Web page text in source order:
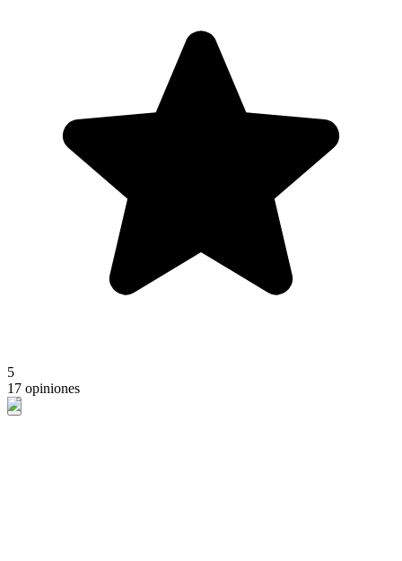
5
17 opiniones